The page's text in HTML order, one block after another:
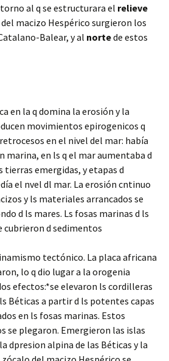
al q se estructurara el relieve
macizo Hespérico surgieron los
Balear, y al nortede estos
en la q domina la erosión y la
movimientos epirogenicos q
en el nivel del mar: había
marina, en ls q el mar aumentaba d
tierras emergidas, y etapas d
el nvel dl mar. La erosión cntinuo
y ls materiales arrancados se
d ls mares. Ls fosas marinas d ls
cubrieron d sedimentos
tectónico. La placa africana
lo q dio lugar a la orogenia
efectos:*se elevaron ls cordilleras
Béticas a partir d ls potentes capas
en ls fosas marinas. Estos
se plegaron. Emergieron las islas
dpresion alpina de las Béticas y la